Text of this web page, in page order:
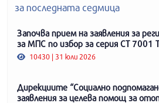
за последната седмица
Започва прием на заявления за
за МПС по избор за серия СТ 7001
10430 | 31 юли 2026
Дирекциите “Социално
заявления за целева помощ за